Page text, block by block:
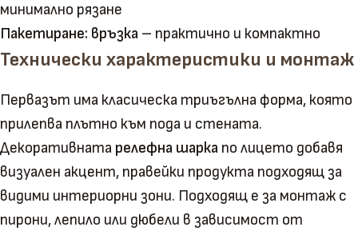
минимално рязане
Пакетиране: връзка – практично и компактно
Технически характеристики и монтаж
Первазът има класическа триъгълна форма, която
прилепва плътно към пода и стената.
Декоративната релефна шарка по лицето добавя
визуален акцент, правейки продукта подходящ за
видими интериорни зони. Подходящ е за монтаж с
пирони, лепило или дюбели в зависимост от